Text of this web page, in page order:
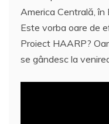
America Centrală, în
Este vorba oare de
Proiect HAARP?
se gândesc la